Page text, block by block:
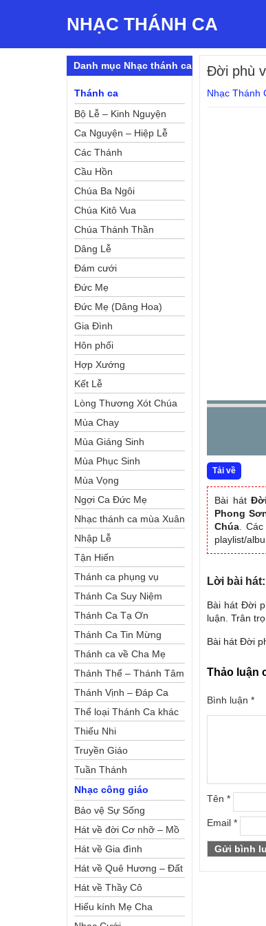
NHẠC THÁNH CA
Đời phù
Nhạc Thánh
Tải về
Bài hát
Phong
Chúa .
playlist/
Lời bài
Bài hát Đời
luận. Trân
Bài hát Đời
Thảo luận
Bình luận*
Tên*
Email*
Danh mục Nhạc thánh ca
Thánh ca
Bộ Lễ – Kinh Nguyện
Ca Nguyện – Hiệp Lễ
Các Thánh
Cầu Hồn
Chúa Ba Ngôi
Chúa Kitô Vua
Chúa Thánh Thần
Dâng Lễ
Đám cưới
Đức Mẹ
Đức Mẹ (Dâng Hoa)
Gia Đình
Hôn phối
Hợp Xướng
Kết Lễ
Lòng Thương Xót Chúa
Mùa Chay
Mùa Giáng Sinh
Mùa Phục Sinh
Mùa Vọng
Ngợi Ca Đức Mẹ
Nhạc thánh ca mùa Xuân
Nhập Lễ
Tận Hiến
Thánh ca phụng vụ
Thánh Ca Suy Niệm
Thánh Ca Tạ Ơn
Thánh Ca Tin Mừng
Thánh ca về Cha Mẹ
Thánh Thể – Thánh Tâm
Thánh Vịnh – Đáp Ca
Thể loại Thánh Ca khác
Thiếu Nhi
Truyền Giáo
Tuần Thánh
Nhạc công giáo
Bảo vệ Sự Sống
Hát về đời Cơ nhỡ – Mồ
côi
Hát về Gia đình
Hát về Quê Hương – Đất
Nước
Hát về Thầy Cô
Hiếu kính Mẹ Cha